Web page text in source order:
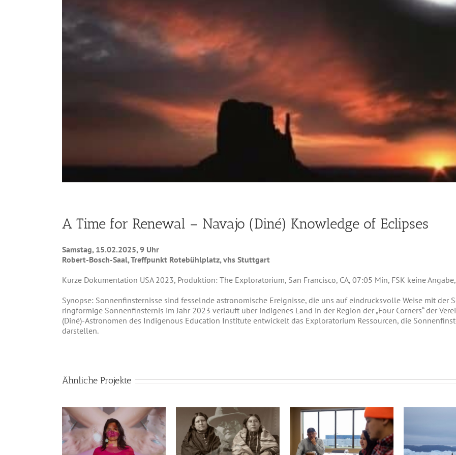
A Time for Renewal – Navajo (Diné) Knowledge of Eclipses
Samstag, 15.02.2025, 9 Uhr
Robert-Bosch-Saal, Treffpunkt Rotebühlplatz, vhs Stuttgart
Kurze Dokumentation USA 2023, Produktion: The Exploratorium, San Francisco, CA, 07:05 Min, FSK keine
Synopse: Sonnenfinsternisse sind fesselnde astronomische Ereignisse, die uns auf eindrucksvolle Weise mit der
ringförmige Sonnenfinsternis im Jahr 2023 verläuft über indigenes Land in der Region der „Four Corners“ der
(Diné)-Astronomen des Indigenous Education Institute entwickelt das Exploratorium Ressourcen, die
darstellen.
Ähnliche Projekte